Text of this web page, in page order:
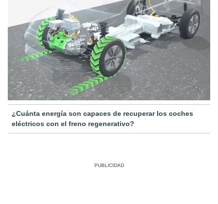
¿Cuánta energía son capaces de recuperar los coches
eléctricos con el freno regenerativo?